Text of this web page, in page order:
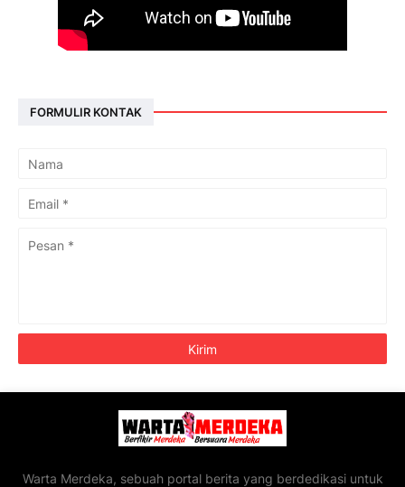
FORMULIR KONTAK
Warta Merdeka, sebuah portal berita yang berdedikasi untuk